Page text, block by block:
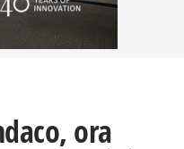
ora